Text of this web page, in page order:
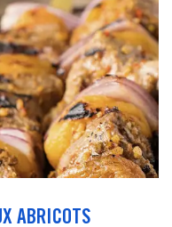
ABRICOTS